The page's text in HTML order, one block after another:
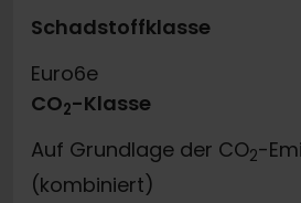
Schadstoffklasse
Euro6e
CO2-Klasse
Auf Grundlage der CO2-
(kombiniert)